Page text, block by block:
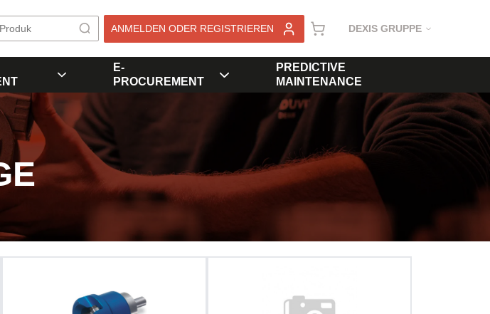
ANMELDEN ODER REGISTRIEREN DEXIS GRUPPE
E-
PROCUREMENT
PREDICTIVE
MAINTENANCE